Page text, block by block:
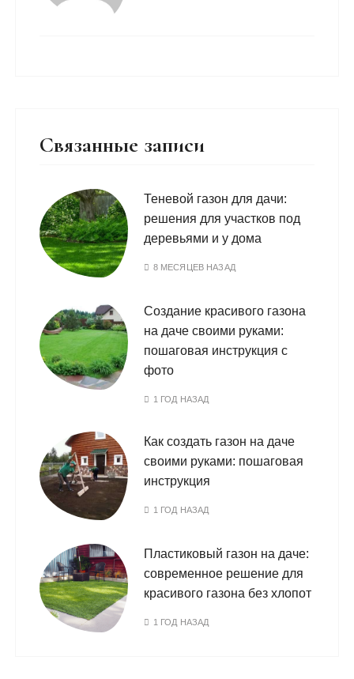
Связанные записи
Теневой газон для дачи:
решения для участков под
деревьями и у дома
8 МЕСЯЦЕВ НАЗАД
Создание красивого газона
на даче своими руками:
пошаговая инструкция с
фото
1 ГОД НАЗАД
Как создать газон на даче
своими руками: пошаговая
инструкция
1 ГОД НАЗАД
Пластиковый газон на даче:
современное решение для
красивого газона без хлопот
1 ГОД НАЗАД